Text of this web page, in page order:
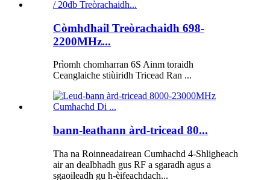
Còmhdhail Treòrachaidh 698-
2200MHz...
Prìomh chomharran 6S Ainm toraidh
Ceanglaiche stiùiridh Tricead Ran ...
bann-leathann àrd-tricead 80...
Tha na Roinneadairean Cumhachd 4-Shligheach
air an dealbhadh gus RF a sgaradh agus a
sgaoileadh gu h-èifeachdach...